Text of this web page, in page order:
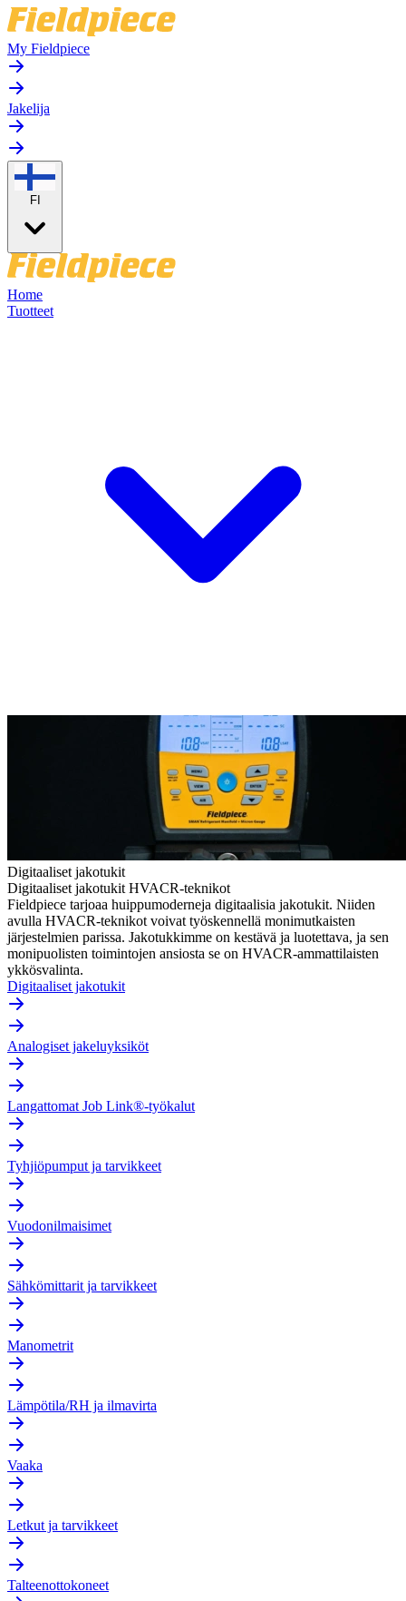
My Fieldpiece
Jakelija
FI
Home
Tuotteet
Digitaaliset jakotukit
Digitaaliset jakotukit HVACR-teknikot
Fieldpiece tarjoaa huippumoderneja digitaalisia jakotukit. Niiden
avulla HVACR-teknikot voivat työskennellä monimutkaisten
järjestelmien parissa. Jakotukkimme on kestävä ja luotettava, ja sen
monipuolisten toimintojen ansiosta se on HVACR-ammattilaisten
ykkösvalinta.
Digitaaliset jakotukit
Analogiset jakeluyksiköt
Langattomat Job Link®-työkalut
Tyhjiöpumput ja tarvikkeet
Vuodonilmaisimet
Sähkömittarit ja tarvikkeet
Manometrit
Lämpötila/RH ja ilmavirta
Vaaka
Letkut ja tarvikkeet
Talteenottokoneet